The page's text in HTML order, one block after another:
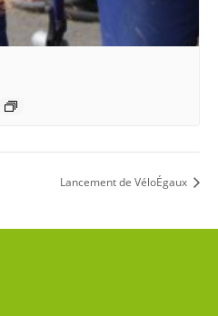
Lancement de VéloÉgaux